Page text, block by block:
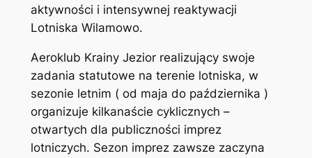
aktywności i intensywnej reaktywacji
Lotniska Wilamowo.
Aeroklub Krainy Jezior realizujący swoje
zadania statutowe na terenie lotniska, w
sezonie letnim ( od maja do października )
organizuje kilkanaście cyklicznych –
otwartych dla publiczności imprez
lotniczych. Sezon imprez zawsze zaczyna